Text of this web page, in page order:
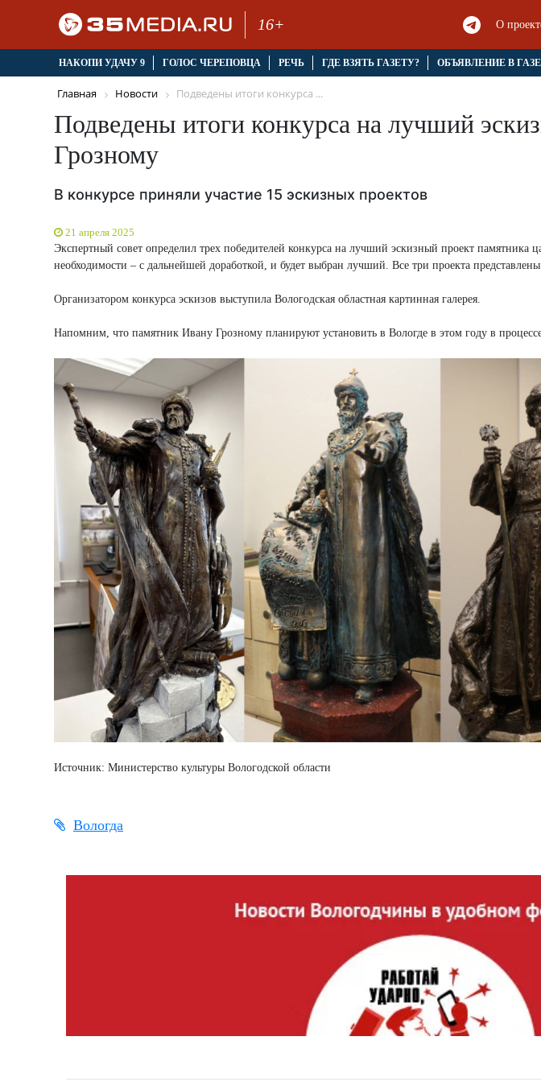
16+ О
НАКОПИ УДАЧУ 9 ГОЛОС ЧЕРЕПОВЦА РЕЧЬ ГДЕ ВЗЯТЬ ГАЗЕТУ? ОБЪЯВЛЕНИЕ В
Главная Новости Подведены итоги конкурса ...
Подведены итоги конкурса на лучший
Грозному
В конкурсе приняли участие 15 эскизных проектов
21 апреля 2025
Экспертный совет определил трех победителей конкурса на лучший эскизный проект памятника
необходимости – с дальнейшей доработкой, и будет выбран лучший. Все три проекта
Организатором конкурса эскизов выступила Вологодская областная картинная галерея.
Напомним, что памятник Ивану Грозному планируют установить в Вологде в этом году в
Источник: Министерство культуры Вологодской области
Вологда